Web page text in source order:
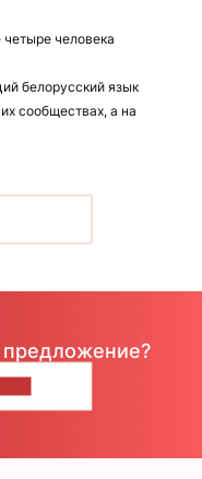
четыре человека
белорусский язык
сообществах, а на
предложение?